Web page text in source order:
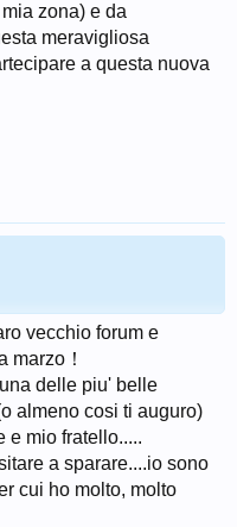
zona) e da
meravigliosa
a questa nuova
vecchio forum e
marzo！
delle piu' belle
almeno cosi ti auguro)
e mio fratello.....
a sparare....io sono
cui ho molto, molto